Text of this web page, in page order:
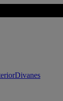
Divanes